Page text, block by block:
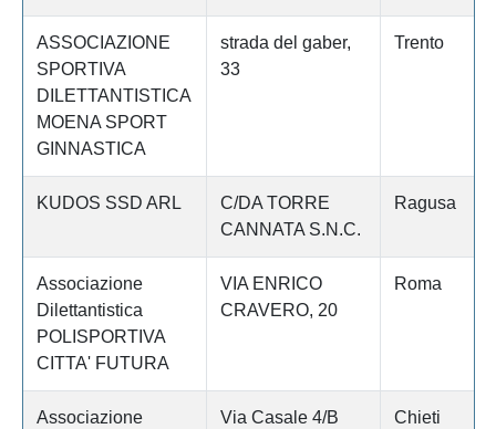
ASSOCIAZIONE
SPORTIVA
DILETTANTISTICA
MOENA SPORT
GINNASTICA
strada del gaber,
33
Trento
KUDOS SSD ARL
C/DA TORRE
CANNATA S.N.C.
Ragusa
Associazione
Dilettantistica
POLISPORTIVA
CITTA' FUTURA
VIA ENRICO
CRAVERO, 20
Roma
Associazione
Via Casale 4/B Chieti